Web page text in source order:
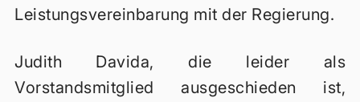
Leistungsvereinbarung mit der Regierung.
Judith Davida, die leider als
Vorstandsmitglied ausgeschieden ist,